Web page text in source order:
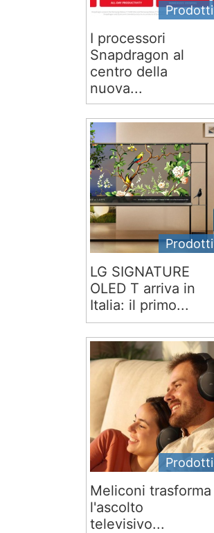
Prodotti
I processori
Snapdragon al
centro della
nuova...
Prodotti
LG SIGNATURE
OLED T arriva in
Italia: il primo...
Prodotti
Meliconi trasforma
l'ascolto
televisivo...